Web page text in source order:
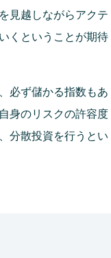
見越しながらアクテ
くということが期待
必ず儲かる指数もあ
身のリスクの許容度
分散投資を行うとい